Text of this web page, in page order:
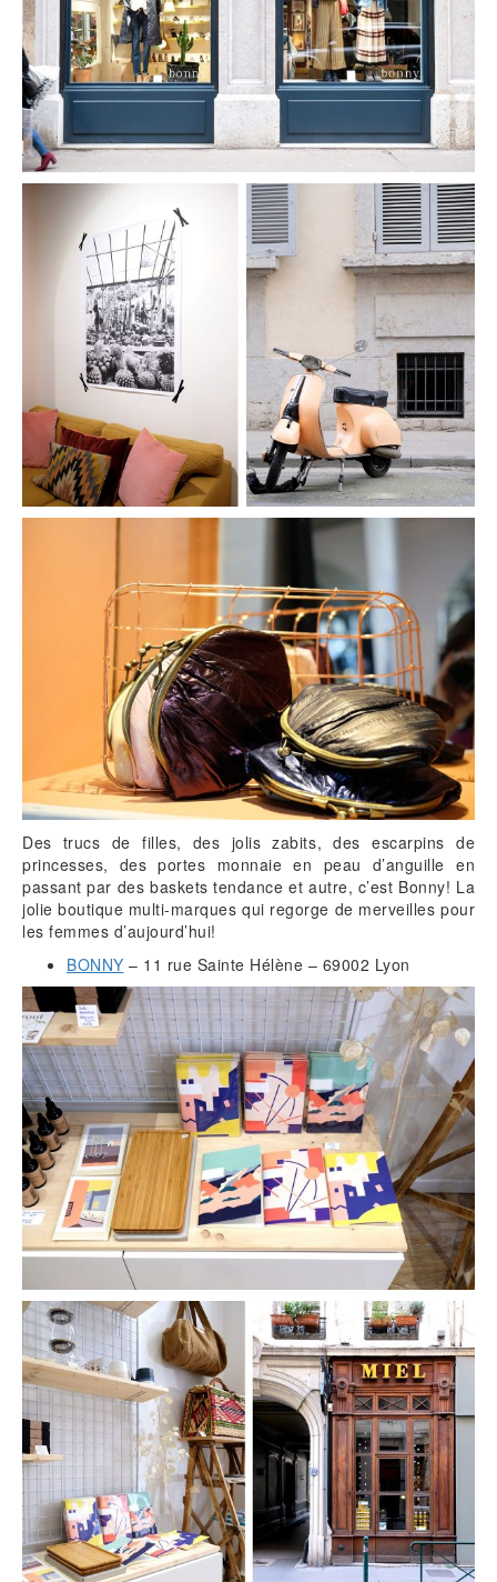
Des trucs de filles, des jolis zabits, des escarpins de
princesses, des portes monnaie en peau d’anguille en
passant par des baskets tendance et autre, c’est Bonny! La
jolie boutique multi-marques qui regorge de merveilles pour
les femmes d’aujourd’hui!
BONNY – 11 rue Sainte Hélène – 69002 Lyon